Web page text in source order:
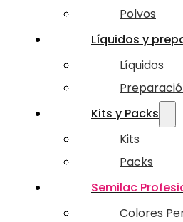
Polvos
Líquidos y
Líquidos
Kits y Packs
Kits
Packs
Semilac
Colores